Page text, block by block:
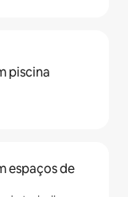
piscina
espaços de